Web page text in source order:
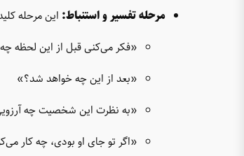
مرحله تفسیر و استنباط: این مرحله
«فکر می‌کنی قبل از این لحظه چه
«بعد از این چه خواهد شد؟»
«به نظرت این شخصیت چه
«اگر تو جای او بودی، چه کار